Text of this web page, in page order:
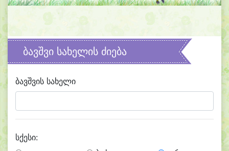
ბავშვი სახელის ძიება
ბავშვის სახელი
სქესი: